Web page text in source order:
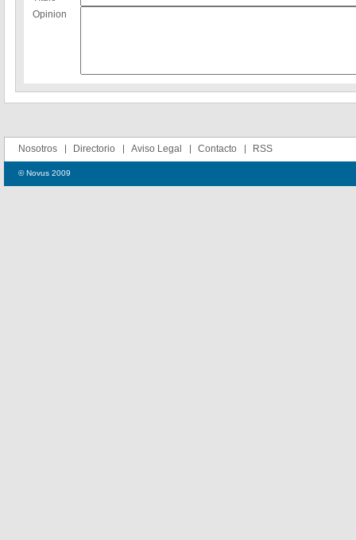
Opinion
Nosotros Directorio Aviso Legal Contacto RSS
© Novus 2009